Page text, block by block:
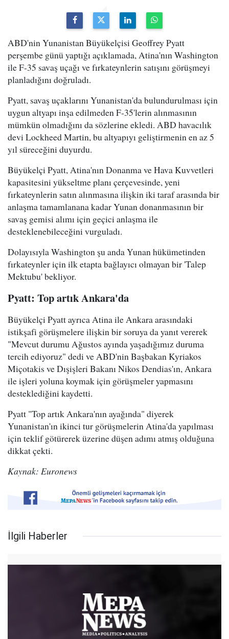
ABD'nin Yunanistan Büyükelçisi Geoffrey Pyatt
perşembe günü yaptığı açıklamada, Atina'nın Washington
ile F-35 savaş uçağı ve fırkateynlerin satışını görüşmeyi
planladığını doğruladı.
Pyatt, savaş uçaklarını Yunanistan'da bulundurulması için
uygun altyapı inşa edilmeden F-35'lerin alınmasının
mümkün olmadığını da sözlerine ekledi. ABD havacılık
devi Lockheed Martin, bu altyapıyı geliştirmenin en az 5
yıl süreceğini duyurdu.
Büyükelçi Pyatt, Atina'nın Donanma ve Hava Kuvvetleri
kapasitesini yükseltme planı çerçevesinde, yeni
fırkateynlerin satın alınmasına ilişkin iki taraf arasında bir
anlaşma tamamlanana kadar Yunan donanmasının bir
savaş gemisi alımı için geçici anlaşma ile
desteklenebileceğini vurguladı.
Dolayısıyla Washington şu anda Yunan hükümetinden
fırkateynler için ilk etapta bağlayıcı olmayan bir 'Talep
Mektubu' bekliyor.
Pyatt: Top artık Ankara'da
Büyükelçi Pyatt ayrıca Atina ile Ankara arasındaki
istikşafi görüşmelere ilişkin bir soruya da yanıt vererek
"Mevcut durumu Ağustos ayında yaşadığımız duruma
tercih ediyoruz" dedi ve ABD'nin Başbakan Kyriakos
Miçotakis ve Dışişleri Bakanı Nikos Dendias'ın, Ankara
ile işleri yoluna koymak için görüşmeler yapmasını
desteklediğini kaydetti.
Pyatt "Top artık Ankara'nın ayağında" diyerek
Yunanistan'ın ikinci tur görüşmelerin Atina'da yapılması
için teklif götürerek üzerine düşen adımı atmış olduğuna
dikkat çekti.
Kaynak: Euronews
İlgili Haberler